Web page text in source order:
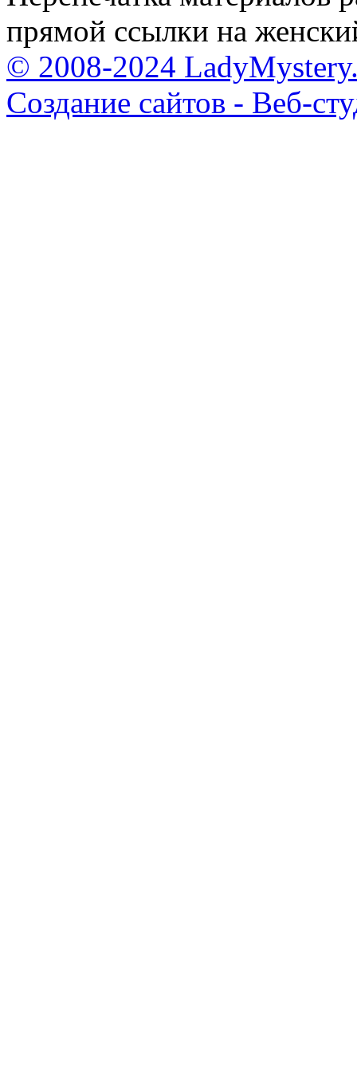
прямой ссылки на
© 2008-2024
Создание сайтов - Веб-